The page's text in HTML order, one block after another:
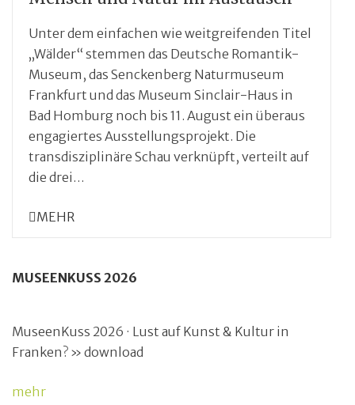
Unter dem einfachen wie weitgreifenden Titel
„Wälder“ stemmen das Deutsche Romantik-
Museum, das Senckenberg Naturmuseum
Frankfurt und das Museum Sinclair-Haus in
Bad Homburg noch bis 11. August ein überaus
engagiertes Ausstellungsprojekt. Die
transdisziplinäre Schau verknüpft, verteilt auf
die drei…
MEHR
MUSEENKUSS 2026
MuseenKuss 2026 · Lust auf Kunst & Kultur in
Franken? » download
mehr